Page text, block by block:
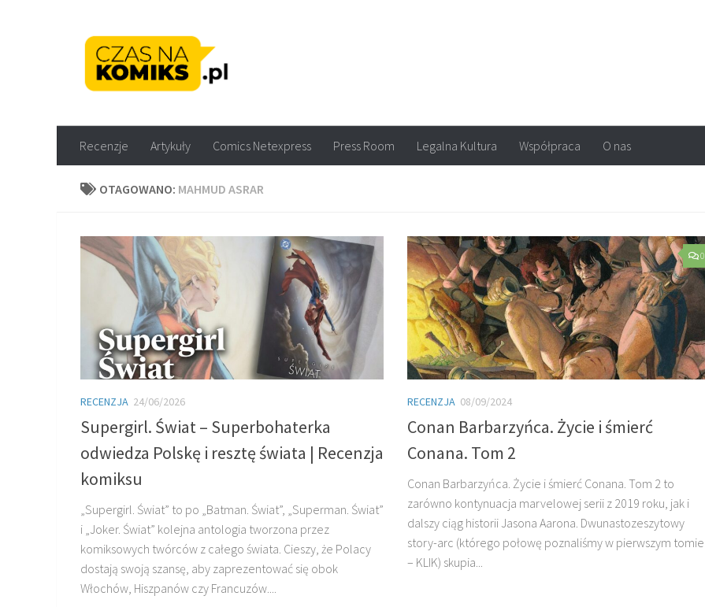
Recenzje Artykuły Comics Netexpress Press Room Legalna Kultura Współpraca O nas
OTAGOWANO: MAHMUD ASRAR
RECENZJA 24/06/2026
Supergirl. Świat – Superbohaterka
odwiedza Polskę i resztę świata | Recenzja
komiksu
„Supergirl. Świat” to po „Batman. Świat”, „Superman. Świat”
i „Joker. Świat” kolejna antologia tworzona przez
komiksowych twórców z całego świata. Cieszy, że Polacy
dostają swoją szansę, aby zaprezentować się obok
Włochów, Hiszpanów czy Francuzów....
0
RECENZJA 08/09/2024
Conan Barbarzyńca. Życie i śmierć
Conana. Tom 2
Conan Barbarzyńca. Życie i śmierć Conana. Tom 2 to
zarówno kontynuacja marvelowej serii z 2019 roku, jak i
dalszy ciąg historii Jasona Aarona. Dwunastozeszytowy
story-arc (którego połowę poznaliśmy w pierwszym tomie
– KLIK) skupia...